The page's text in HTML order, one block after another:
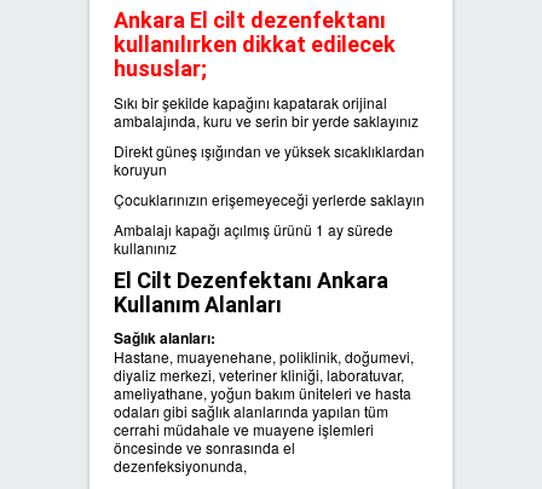
Ankara El cilt dezenfektanı
kullanılırken dikkat edilecek
hususlar;
Sıkı bir şekilde kapağını kapatarak orijinal
ambalajında, kuru ve serin bir yerde saklayınız
Direkt güneş ışığından ve yüksek sıcaklıklardan
koruyun
Çocuklarınızın erişemeyeceği yerlerde saklayın
Ambalajı kapağı açılmış ürünü 1 ay sürede
kullanınız
El Cilt Dezenfektanı Ankara
Kullanım Alanları
Sağlık alanları:
Hastane, muayenehane, poliklinik, doğumevi,
diyaliz merkezi, veteriner kliniği, laboratuvar,
ameliyathane, yoğun bakım üniteleri ve hasta
odaları gibi sağlık alanlarında yapılan tüm
cerrahi müdahale ve muayene işlemleri
öncesinde ve sonrasında el
dezenfeksiyonunda,